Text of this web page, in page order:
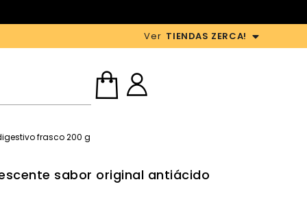
Ver TIENDAS ZERCA!
frasco 200 g
sabor original antiácido